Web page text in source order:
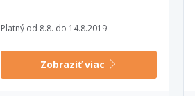
Platný od 8.8. do 14.8.2019
Zobraziť viac